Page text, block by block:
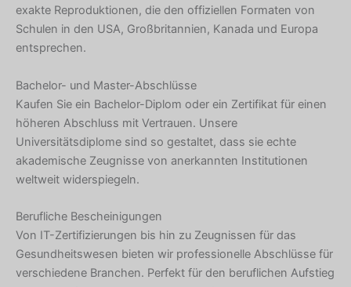
exakte Reproduktionen, die den offiziellen Formaten von
Schulen in den USA, Großbritannien, Kanada und Europa
entsprechen.
Bachelor- und Master-Abschlüsse
Kaufen Sie ein Bachelor-Diplom oder ein Zertifikat für einen
höheren Abschluss mit Vertrauen. Unsere
Universitätsdiplome sind so gestaltet, dass sie echte
akademische Zeugnisse von anerkannten Institutionen
weltweit widerspiegeln.
Berufliche Bescheinigungen
Von IT-Zertifizierungen bis hin zu Zeugnissen für das
Gesundheitswesen bieten wir professionelle Abschlüsse für
verschiedene Branchen. Perfekt für den beruflichen Aufstieg